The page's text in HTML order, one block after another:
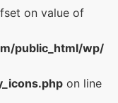
on value of
public_html/wp/
on line